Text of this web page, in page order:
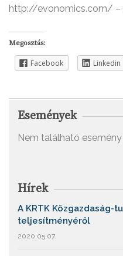
http://evonomics.com/ –
Megosztás:
Facebook Linkedin
Események
Nem található
Hírek
A KRTK Közgazdaság-
teljesítményéről
2020.05.07.